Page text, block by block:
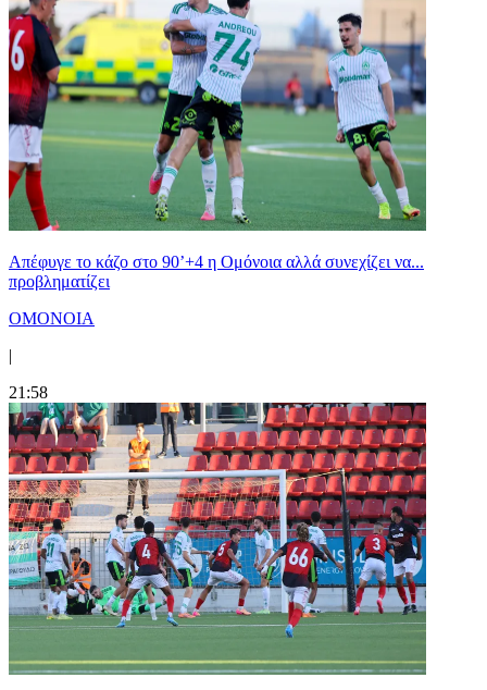
Απέφυγε το κάζο στο 90’+4 η Ομόνοια αλλά συνεχίζει να...
προβληματίζει
ΟΜΟΝΟΙΑ
|
21:58